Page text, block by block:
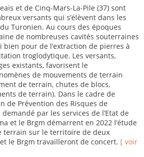
et de Cinq-Mars-La-Pile (37) sont
versants qui s’élèvent dans les
Turonien. Au cours des époques
de nombreuses cavités souterraines
bien pour de l’extraction de pierres à
troglodytique. Les versants,
existants, favorisent le
de mouvements de terrain
de terrain, chutes de blocs,
de terrain). Dans le cadre de
de Prévention des Risques de
par les services de l’Etat de
et le Brgm démarrent en 2022 l’étude
terrain sur le territoire de deux
le Brgm travailleront de concert. [ voir